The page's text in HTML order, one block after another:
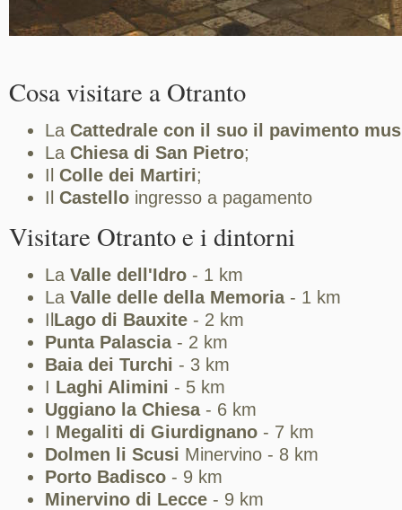
Cosa visitare a Otranto
La Cattedrale con il suo il pavimento
La Chiesa di San Pietro;
Il Colle dei Martiri;
Il Castello ingresso a pagamento
Visitare Otranto e i dintorni
La Valle dell'Idro - 1 km
La Valle delle della Memoria- 1 km
Il Lago di Bauxite - 2 km
Punta Palascia- 2 km
Baia dei Turchi - 3 km
I Laghi Alimini - 5 km
Uggiano la Chiesa- 6 km
I Megaliti di Giurdignano - 7 km
Dolmen li Scusi Minervino - 8 km
Porto Badisco - 9 km
Minervino di Lecce - 9 km